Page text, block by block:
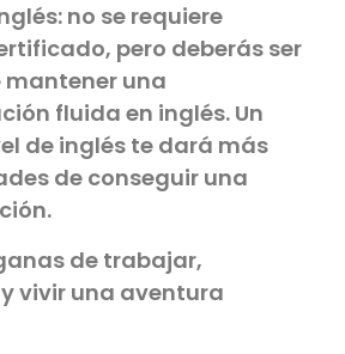
no se requiere
pero deberás ser
mantener una
fluida en inglés. Un
de inglés te dará más
de conseguir una
de trabajar,
vivir una aventura